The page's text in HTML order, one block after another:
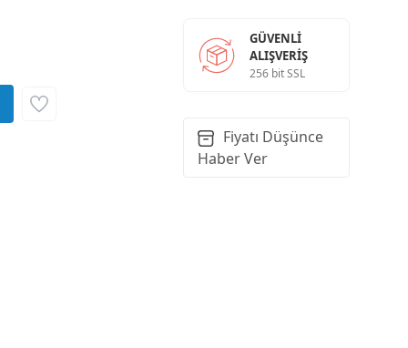
GÜVENLI
ALIŞVERIŞ
256 bit SSL
Fiyatı Düşünce
Haber Ver